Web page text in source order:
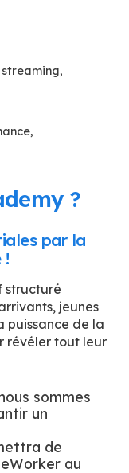
?
par la
!
structuré
jeunes
puissance de la
révéler tout leur
sommes
un
de
au